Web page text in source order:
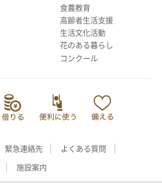
食農教育
高齢者生活支援
生活文化活動
花のある暮らし
コンクール
緊急連絡先 よくある質問
施設案内